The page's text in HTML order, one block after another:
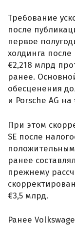
Требование
после
первое
холдинга
€2,218 млрд
ранее.
обесценения
и Porsche AG
При этом
SE после
положительным
ранее
прежнему
€3,5 млрд.
Ранее